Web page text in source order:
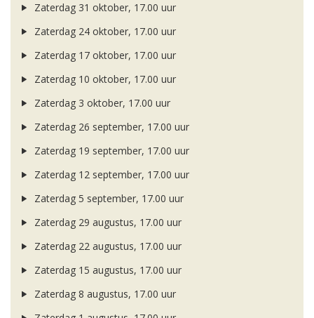
Zaterdag 31 oktober, 17.00 uur
Zaterdag 24 oktober, 17.00 uur
Zaterdag 17 oktober, 17.00 uur
Zaterdag 10 oktober, 17.00 uur
Zaterdag 3 oktober, 17.00 uur
Zaterdag 26 september, 17.00 uur
Zaterdag 19 september, 17.00 uur
Zaterdag 12 september, 17.00 uur
Zaterdag 5 september, 17.00 uur
Zaterdag 29 augustus, 17.00 uur
Zaterdag 22 augustus, 17.00 uur
Zaterdag 15 augustus, 17.00 uur
Zaterdag 8 augustus, 17.00 uur